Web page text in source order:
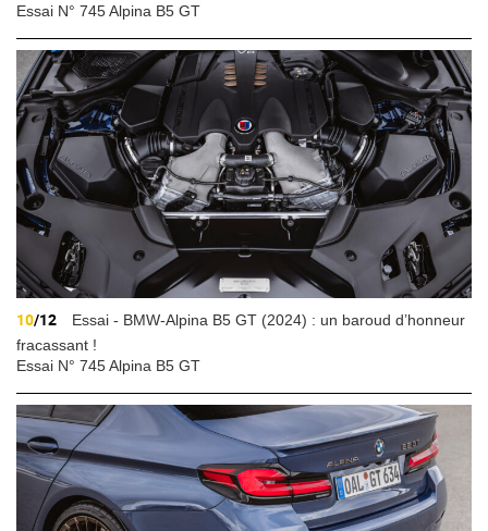
Essai N° 745 Alpina B5 GT
10/12
Essai - BMW-Alpina B5 GT (2024) : un baroud d’honneur
fracassant !
Essai N° 745 Alpina B5 GT